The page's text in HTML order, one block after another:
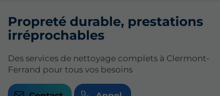
Propreté durable, prestations
irréprochables
Des services de nettoyage complets à Clermont-
Ferrand pour tous vos besoins